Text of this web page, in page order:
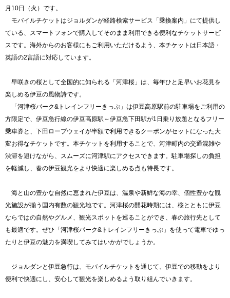
月10日（火）です。
モバイルチケットはジョルダンが経路検索サービス「乗換案内」にて提供し
ている、スマートフォンで購入してそのまま利用できる便利なチケットサービ
スです。海外からのお客様にもご利用いただけるよう、本チケットは日本語・
英語の2言語に対応しています。
早咲きの桜として全国的に知られる「河津桜」は、毎年ひと足早いお花見を
楽しめる伊豆の風物詩です。
「河津桜パーク&トレインフリーきっぷ」は伊豆高原駅前の駐車場をご利用の
方限定で、伊豆急行線の伊豆高原駅～伊豆急下田駅が1日乗り放題となるフリー
乗車券と、下田ロープウェイが半額で利用できるクーポンがセットになった大
変お得なチケットです。本チケットを利用することで、河津町内の交通混雑や
渋滞を避けながら、スムーズに河津駅にアクセスできます。駐車場探しの負担
を軽減し、春の伊豆観光をより快適に楽しめる点も特長です。
海と山の豊かな自然に恵まれた伊豆は、温泉や新鮮な海の幸、個性豊かな観
光施設が揃う国内有数の観光地です。河津桜の開花時期には、桜とともに伊豆
ならではの自然やグルメ、観光スポットを巡ることができ、春の旅行先として
も最適です。ぜひ「河津桜パーク&トレインフリーきっぷ」を使って電車でゆっ
たりと伊豆の魅力を満喫してみてはいかがでしょうか。
ジョルダンと伊豆急行は、モバイルチケットを通じて、伊豆での移動をより
便利で快適にし、安心して観光を楽しめるよう取り組んでいきます。